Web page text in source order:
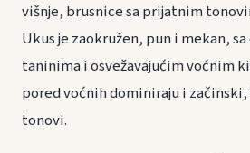
višnje, brusnice sa prijatnim
Ukus je zaokružen, pun i mekan,
taninima i osvežavajućim voćnim
pored voćnih dominiraju i
tonovi.